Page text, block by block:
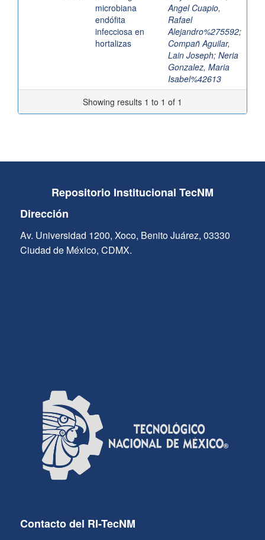
microbiana
endófita
infecciosa en
hortalizas
Angel Cuapio,
Rafael
Alejandro%275592;
Compañ Aguilar,
Lain Joseph; Neria
Gonzalez, Maria
Isabel%42613
Showing results 1 to 1 of 1
Repositorio Institucional TecNM
Dirección
Av. Universidad 1200, Xoco, Benito Juárez, 03330
Ciudad de México, CDMX.
Contacto del RI-TecNM